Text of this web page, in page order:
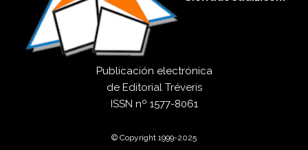
Publicación electrónica
de Editorial Tréveris
ISSN nº 1577-8061
© Copyright 1999-2025